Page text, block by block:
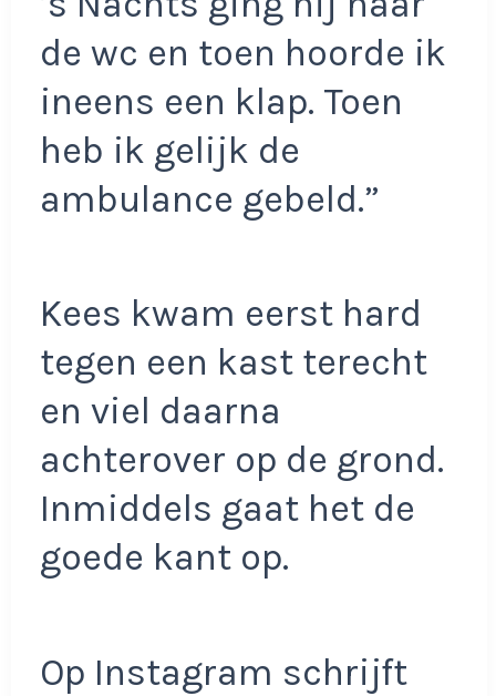
de wc en toen hoorde ik
ineens een klap. Toen
heb ik gelijk de
ambulance gebeld.”
Kees kwam eerst hard
tegen een kast terecht
en viel daarna
achterover op de grond.
Inmiddels gaat het de
goede kant op.
Op Instagram schrijft